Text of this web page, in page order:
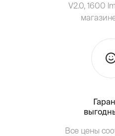
V2.0, 1600
Все цены